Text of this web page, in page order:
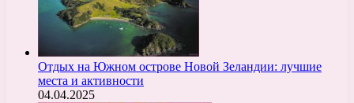
Отдых на Южном острове Новой Зеландии: лучшие
места и активности
04.04.2025